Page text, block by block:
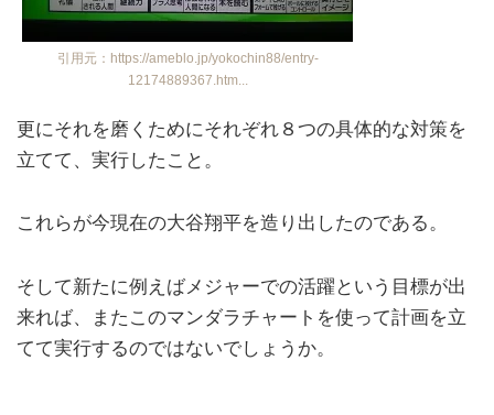
引用元：https://ameblo.jp/yokochin88/entry-
12174889367.htm...
更にそれを磨くためにそれぞれ８つの具体的な対策を
立てて、実行したこと。
これらが今現在の大谷翔平を造り出したのである。
そして新たに例えばメジャーでの活躍という目標が出
来れば、またこのマンダラチャートを使って計画を立
てて実行するのではないでしょうか。